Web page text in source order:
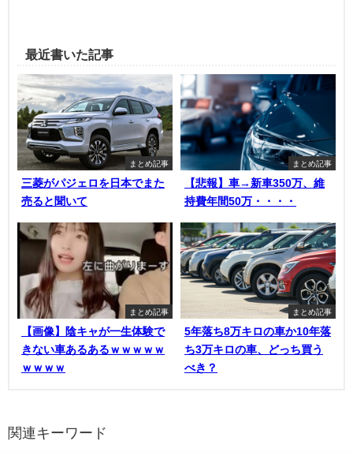
最近書いた記事
まとめ記事
三菱がパジェロを日本でまた
売ると聞いて
まとめ記事
【悲報】車→新車350万、維
持費年間50万・・・・
まとめ記事
【画像】陰キャが一生体験で
きない車あるあるｗｗｗｗｗ
ｗｗｗｗ
まとめ記事
5年落ち8万キロの車か10年落
ち3万キロの車、どっち買う
べき？
関連キーワード